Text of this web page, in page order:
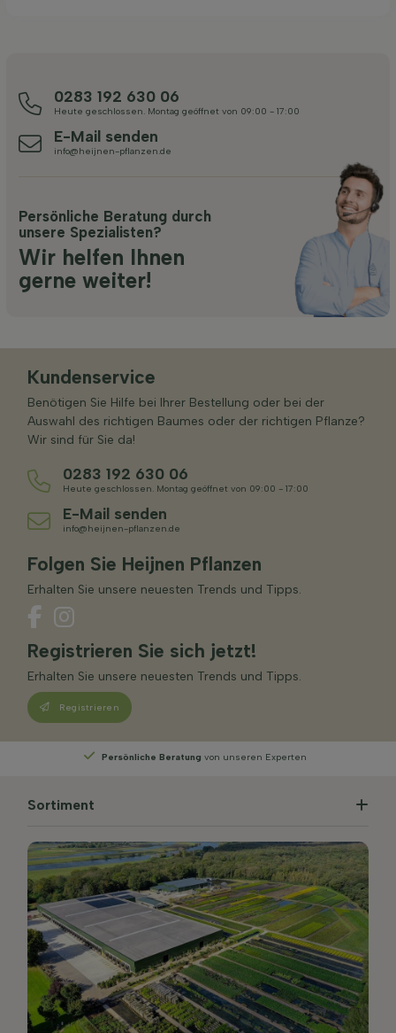
0283 192 630 06
Heute geschlossen. Montag geöffnet von 09:00 - 17:00
E-Mail senden
info@heijnen-pflanzen.de
Persönliche Beratung durch
unsere Spezialisten?
Wir helfen Ihnen
gerne weiter!
Kundenservice
Benötigen Sie Hilfe bei Ihrer Bestellung oder bei der
Auswahl des richtigen Baumes oder der richtigen Pflanze?
Wir sind für Sie da!
0283 192 630 06
Heute geschlossen. Montag geöffnet von 09:00 - 17:00
E-Mail senden
info@heijnen-pflanzen.de
Folgen Sie Heijnen Pflanzen
Erhalten Sie unsere neuesten Trends und Tipps.
Registrieren Sie sich jetzt!
Erhalten Sie unsere neuesten Trends und Tipps.
Registrieren
von unseren Experten
Sortiment